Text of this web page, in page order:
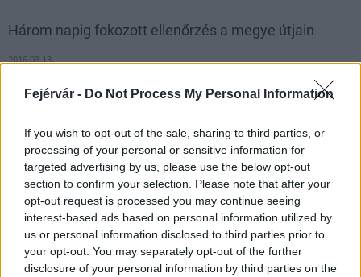
Fejérvár - Do Not Process My Personal Information
If you wish to opt-out of the sale, sharing to third parties, or
processing of your personal or sensitive information for
targeted advertising by us, please use the below opt-out
section to confirm your selection. Please note that after your
opt-out request is processed you may continue seeing
interest-based ads based on personal information utilized by
us or personal information disclosed to third parties prior to
your opt-out. You may separately opt-out of the further
disclosure of your personal information by third parties on the
Három napig fokozott ellenőrzés a megye útjain
2016.03.13
Március 16-án 10 óra és március 18-án 18 óra közötti időben
fokozott közlekedésbiztonsági ellenőrzést tartanak Fejér megye
Elismerték a dunaújvárosi kataszrófavédelem és
tűzoltó-parancsnokság munkáját
2019.01.10
Aktuális